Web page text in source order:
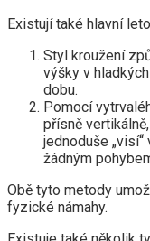
Existují také hlavní
Styl kroužení
výšky v
dobu.
Pomocí
přísně
jednoduše
žádným
Obě tyto metody
fyzické námahy.